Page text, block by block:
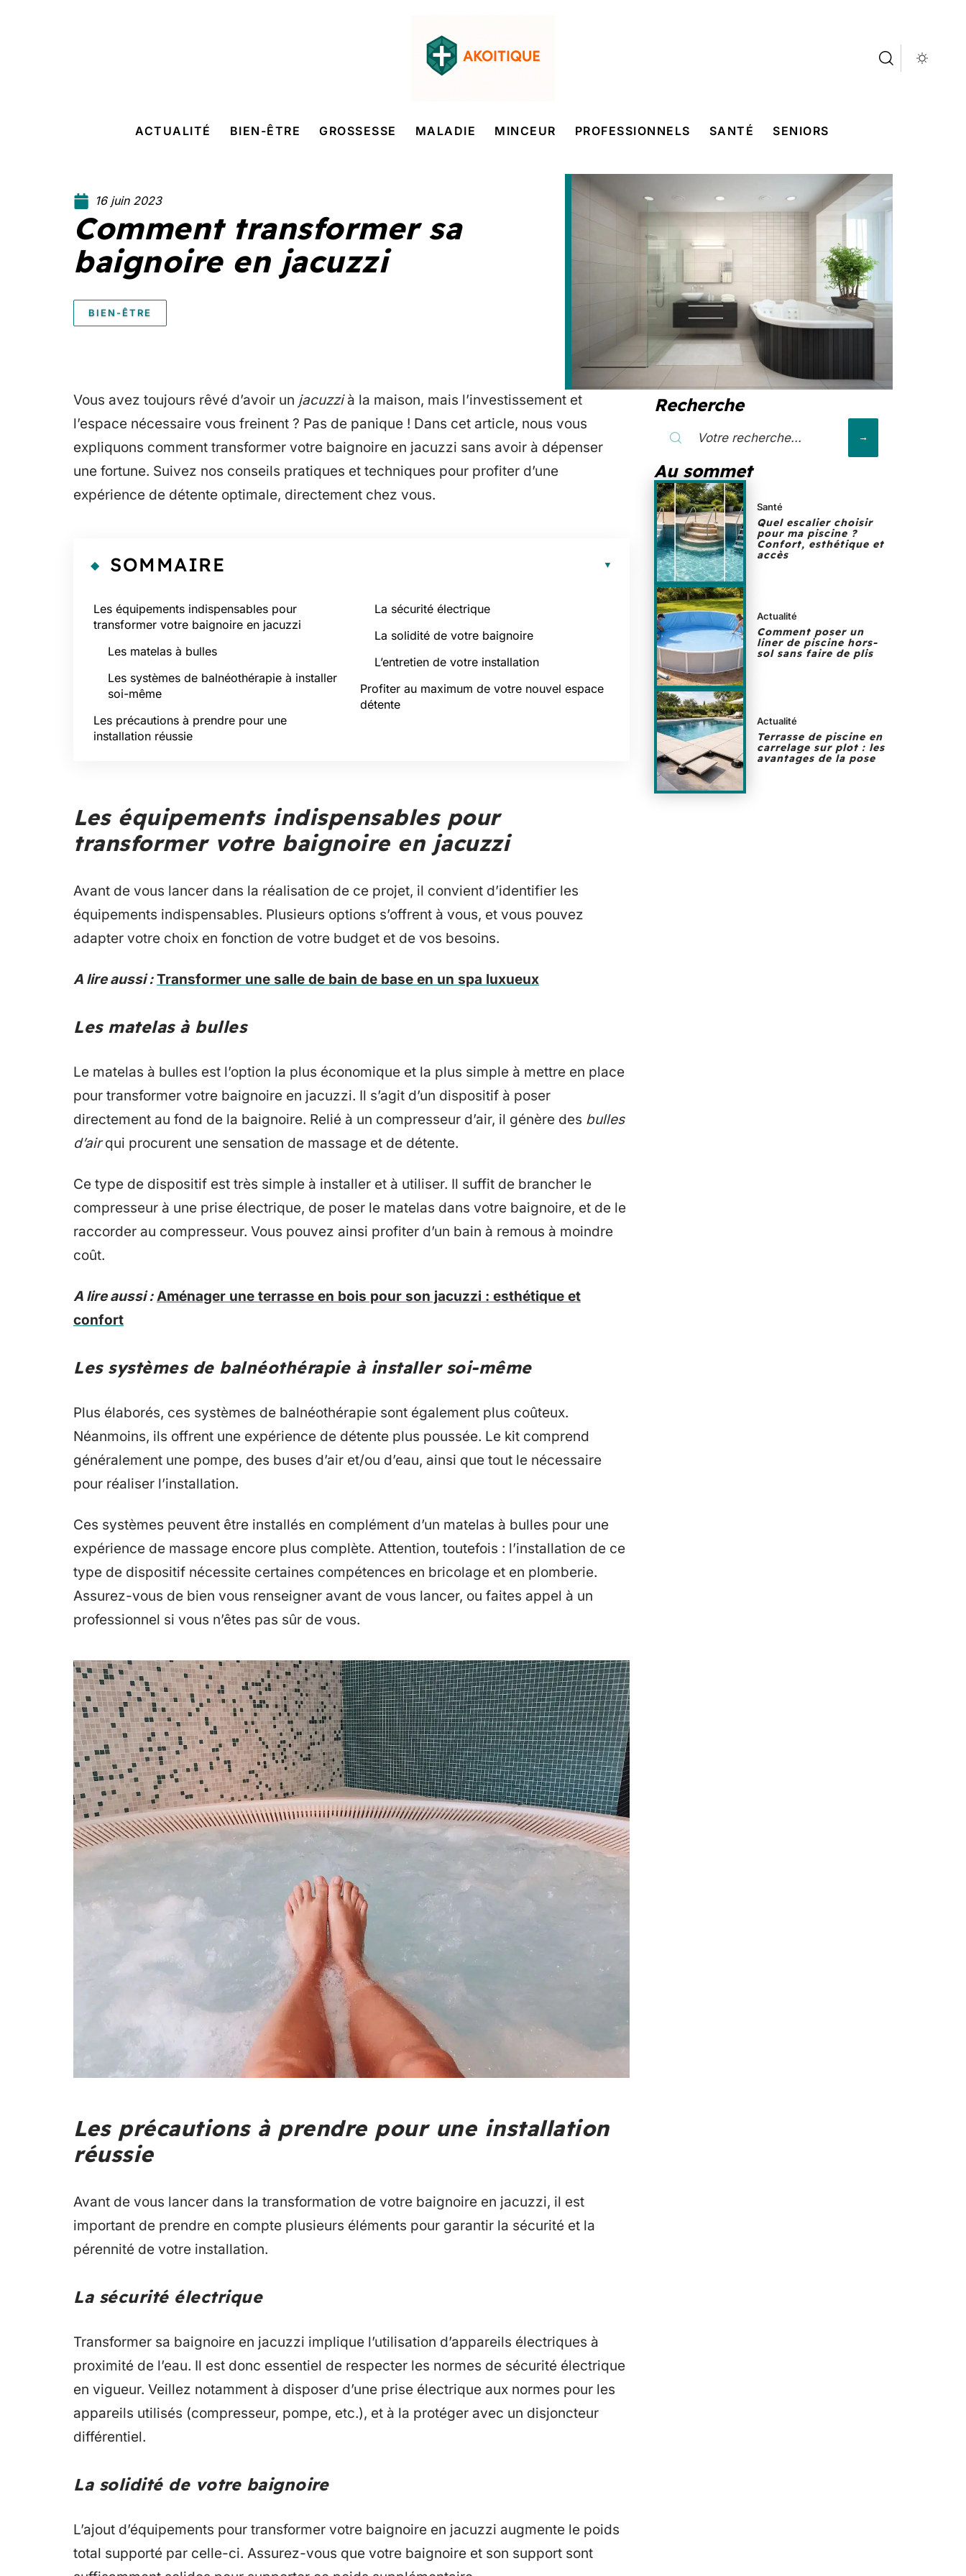
ACTUALITÉ BIEN-ÊTRE GROSSESSE MALADIE MINCEUR PROFESSIONNELS SANTÉ SENIORS
16 juin 2023
Comment transformer sa
baignoire en jacuzzi
BIEN-ÊTRE
Vous avez toujours rêvé d’avoir un jacuzzià la maison, mais l’investissement et
l’espace nécessaire vous freinent ? Pas de panique ! Dans cet article, nous vous
expliquons comment transformer votre baignoire en jacuzzi sans avoir à dépenser
une fortune. Suivez nos conseils pratiques et techniques pour profiter d’une
expérience de détente optimale, directement chez vous.
SOMMAIRE
Les équipements indispensables pour
transformer votre baignoire en jacuzzi
Les matelas à bulles
Les systèmes de balnéothérapie à installer
soi-même
Les précautions à prendre pour une
installation réussie
La sécurité électrique
La solidité de votre baignoire
L’entretien de votre installation
Profiter au maximum de votre nouvel espace
détente
Les équipements indispensables pour
transformer votre baignoire en jacuzzi
Avant de vous lancer dans la réalisation de ce projet, il convient d’identifier les
équipements indispensables. Plusieurs options s’offrent à vous, et vous pouvez
adapter votre choix en fonction de votre budget et de vos besoins.
A lire aussi : Transformer une salle de bain de base en un spa luxueux
Les matelas à bulles
Le matelas à bulles est l’option la plus économique et la plus simple à mettre en place
pour transformer votre baignoire en jacuzzi. Il s’agit d’un dispositif à poser
directement au fond de la baignoire. Relié à un compresseur d’air, il génère des bulles
d’airqui procurent une sensation de massage et de détente.
Ce type de dispositif est très simple à installer et à utiliser. Il suffit de brancher le
compresseur à une prise électrique, de poser le matelas dans votre baignoire, et de le
raccorder au compresseur. Vous pouvez ainsi profiter d’un bain à remous à moindre
coût.
A lire aussi : Aménager une terrasse en bois pour son jacuzzi : esthétique et
confort
Les systèmes de balnéothérapie à installer soi-même
Plus élaborés, ces systèmes de balnéothérapie sont également plus coûteux.
Néanmoins, ils offrent une expérience de détente plus poussée. Le kit comprend
généralement une pompe, des buses d’air et/ou d’eau, ainsi que tout le nécessaire
pour réaliser l’installation.
Ces systèmes peuvent être installés en complément d’un matelas à bulles pour une
expérience de massage encore plus complète. Attention, toutefois : l’installation de ce
type de dispositif nécessite certaines compétences en bricolage et en plomberie.
Assurez-vous de bien vous renseigner avant de vous lancer, ou faites appel à un
professionnel si vous n’êtes pas sûr de vous.
Les précautions à prendre pour une installation
réussie
Avant de vous lancer dans la transformation de votre baignoire en jacuzzi, il est
important de prendre en compte plusieurs éléments pour garantir la sécurité et la
pérennité de votre installation.
La sécurité électrique
Transformer sa baignoire en jacuzzi implique l’utilisation d’appareils électriques à
proximité de l’eau. Il est donc essentiel de respecter les normes de sécurité électrique
en vigueur. Veillez notamment à disposer d’une prise électrique aux normes pour les
appareils utilisés (compresseur, pompe, etc.), et à la protéger avec un disjoncteur
différentiel.
La solidité de votre baignoire
L’ajout d’équipements pour transformer votre baignoire en jacuzzi augmente le poids
total supporté par celle-ci. Assurez-vous que votre baignoire et son support sont
Recherche
Au sommet
Santé
Quel escalier choisir
pour ma piscine ?
Confort, esthétique et
accès
Actualité
Comment poser un
liner de piscine hors-
sol sans faire de plis
Actualité
Terrasse de piscine en
carrelage sur plot : les
avantages de la pose